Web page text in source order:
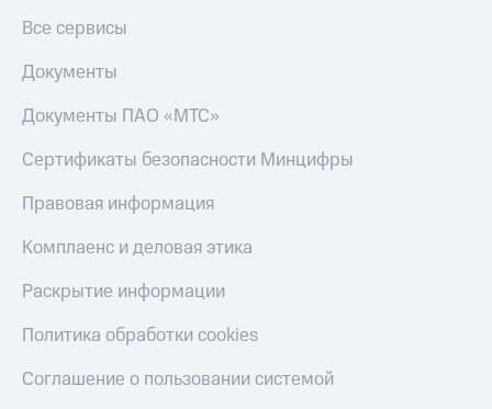
Все сервисы
Документы
Документы ПАО «МТС»
Сертификаты безопасности Минцифры
Правовая информация
Комплаенс и деловая этика
Раскрытие информации
Политика обработки cookies
Соглашение о пользовании системой